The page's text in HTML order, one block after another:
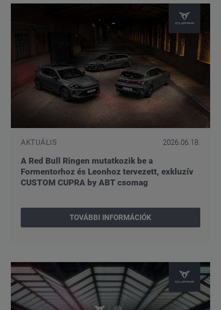
AKTUÁLIS 2026.06.18.
A Red Bull Ringen mutatkozik be a
Formentorhoz és Leonhoz tervezett, exkluzív
CUSTOM CUPRA by ABT csomag
TOVÁBBI INFORMÁCIÓK